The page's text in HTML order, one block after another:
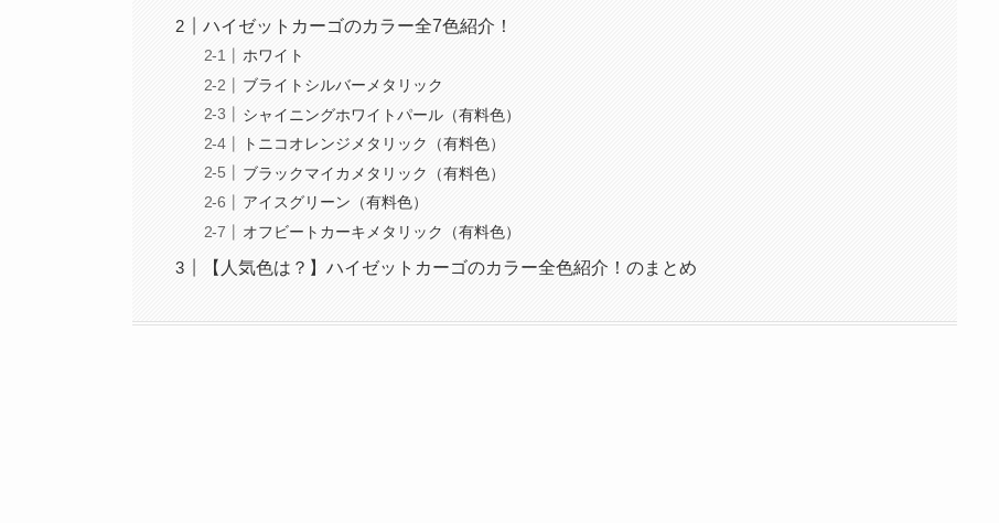
ハイゼットカーゴのカラー全7色紹介！
ホワイト
ブライトシルバーメタリック
シャイニングホワイトパール（有料色）
トニコオレンジメタリック（有料色）
ブラックマイカメタリック（有料色）
アイスグリーン（有料色）
オフビートカーキメタリック（有料色）
【人気色は？】ハイゼットカーゴのカラー全色紹介！のまとめ